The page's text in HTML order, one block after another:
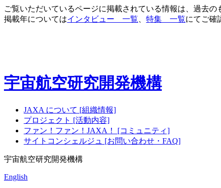
ご覧いただいているページに掲載されている情報は、過去
掲載年についてはインタビュー 一覧 特集 一覧にてご確
宇宙航空研究開発機構
JAXA について [組織情報]
プロジェクト [活動内容]
ファン！ファン！JAXA！ [コミュニティ]
サイトコンシェルジュ [お問い合わせ・FAQ]
宇宙航空研究開発機構
English